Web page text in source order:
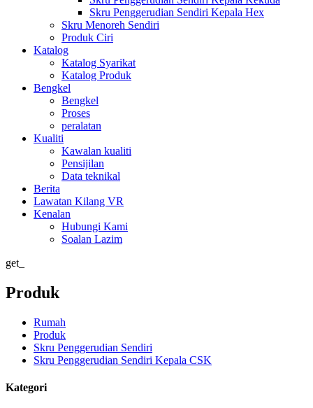
Skru Penggerudian Sendiri Kepala Hex
Skru Menoreh Sendiri
Produk Ciri
Katalog
Katalog Syarikat
Katalog Produk
Bengkel
Bengkel
Proses
peralatan
Kualiti
Kawalan kualiti
Pensijilan
Data teknikal
Berita
Lawatan Kilang VR
Kenalan
Hubungi Kami
Soalan Lazim
get_
Produk
Rumah
Produk
Skru Penggerudian Sendiri
Skru Penggerudian Sendiri Kepala CSK
Kategori